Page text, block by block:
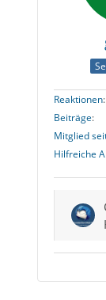
Reaktionen
Beiträge
Mitglied
Hilfreiche